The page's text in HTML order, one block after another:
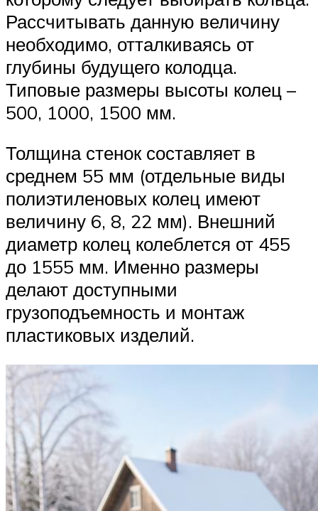
Рассчитывать данную величину
необходимо, отталкиваясь от
глубины будущего колодца.
Типовые размеры высоты колец –
500, 1000, 1500 мм.
Толщина стенок составляет в
среднем 55 мм (отдельные виды
полиэтиленовых колец имеют
величину 6, 8, 22 мм). Внешний
диаметр колец колеблется от 455
до 1555 мм. Именно размеры
делают доступными
грузоподъемность и монтаж
пластиковых изделий.